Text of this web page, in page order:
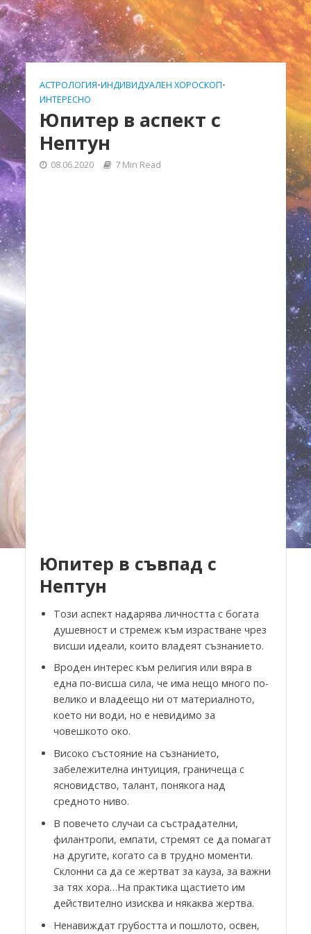
АСТРОЛОГИЯ•ИНДИВИДУАЛЕН ХОРОСКОП•
ИНТЕРЕСНО
Юпитер в аспект с
Нептун
08.06.2020 7 Min Read
Юпитер в съвпад с
Нептун
Този аспект надарява личността с богата
душевност и стремеж към израстване чрез
висши идеали, които владеят съзнанието.
Вроден интерес към религия или вяра в
една по-висша сила, че има нещо много по-
велико и владеещо ни от материалното,
което ни води, но е невидимо за
човешкото око.
Високо състояние на съзнанието,
забележителна интуиция, граничеща с
ясновидство, талант, понякога над
средното ниво.
В повечето случаи са състрадателни,
филантропи, емпати, стремят се да помагат
на другите, когато са в трудно моменти.
Склонни са да се жертват за кауза, за важни
за тях хора…На практика щастието им
действително изисква и някаква жертва.
Ненавиждат грубостта и пошлото, освен,